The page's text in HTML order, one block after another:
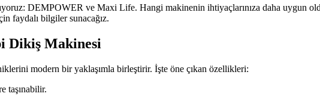
DEMPOWER ve Maxi Life. Hangi makinenin ihtiyaçlarınıza daha uygun
faydalı bilgiler sunacağız.
Dikiş Makinesi
modern bir yaklaşımla birleştirir. İşte öne çıkan özellikleri:
taşınabilir.